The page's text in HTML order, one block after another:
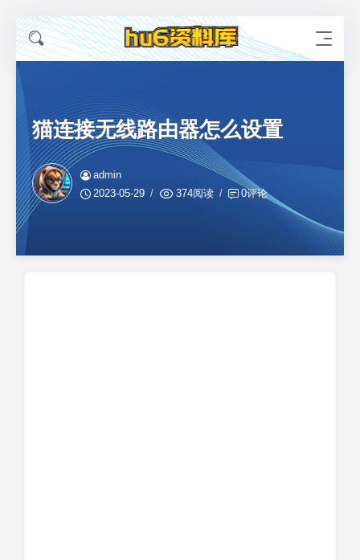
猫连接无线路由器怎么设置
admin
2023-05-29
374阅读 0评论